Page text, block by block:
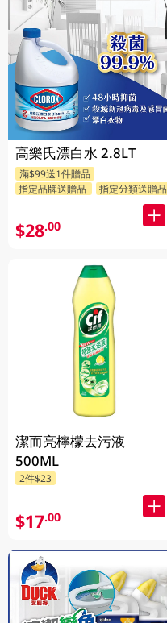
高樂氏漂白水 2.8LT
滿$99送1件贈品
指定品牌送贈品
指定分類送贈品
$28.00
潔而亮檸檬去污液
500ML
2件$23
$17.00